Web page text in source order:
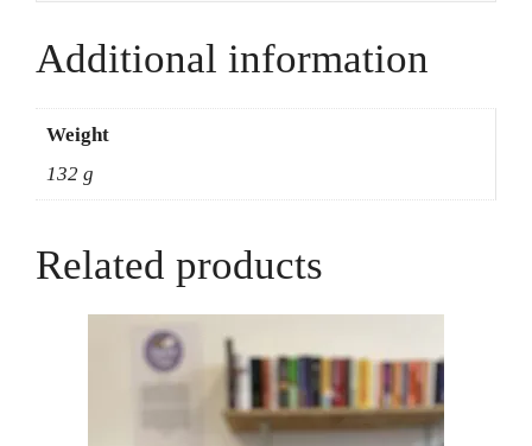
Additional information
Weight
132 g
Related products